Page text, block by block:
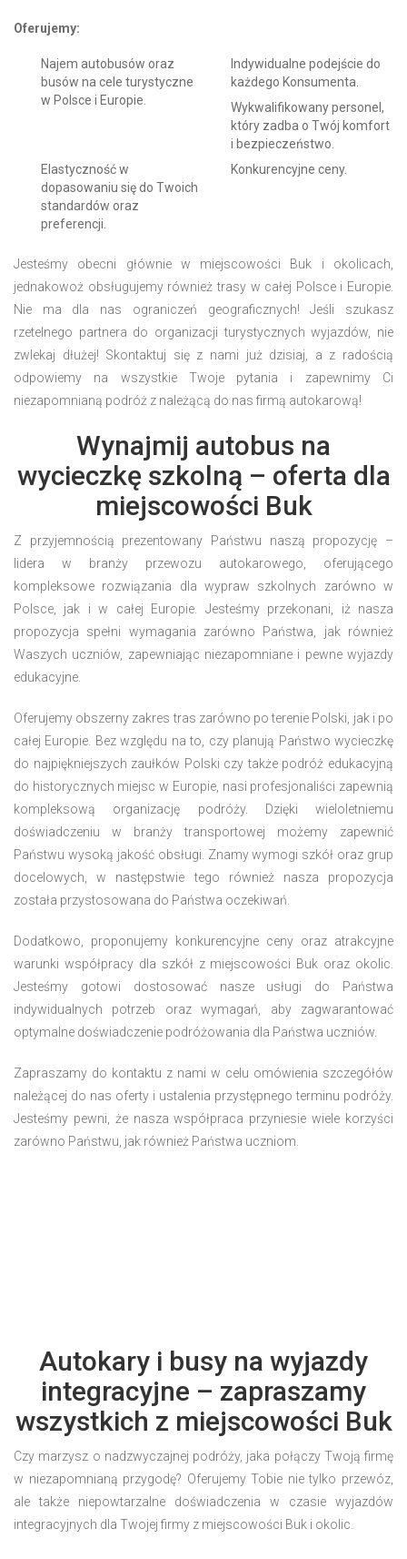
Oferujemy:
Najem autobusów oraz
busów na cele turystyczne
w Polsce i Europie.
Indywidualne podejście do
każdego Konsumenta.
Wykwalifikowany personel,
który zadba o Twój komfort
i bezpieczeństwo.
Elastyczność w
dopasowaniu się do Twoich
standardów oraz
preferencji.
Konkurencyjne ceny.
Jesteśmy obecni głównie w miejscowości Buk i okolicach,
jednakowoż obsługujemy również trasy w całej Polsce i Europie.
Nie ma dla nas ograniczeń geograficznych! Jeśli szukasz
rzetelnego partnera do organizacji turystycznych wyjazdów, nie
zwlekaj dłużej! Skontaktuj się z nami już dzisiaj, a z radością
odpowiemy na wszystkie Twoje pytania i zapewnimy Ci
niezapomnianą podróż z należącą do nas firmą autokarową!
Wynajmij autobus na
wycieczkę szkolną – oferta dla
miejscowości Buk
Z przyjemnością prezentowany Państwu naszą propozycję –
lidera w branży przewozu autokarowego, oferującego
kompleksowe rozwiązania dla wypraw szkolnych zarówno w
Polsce, jak i w całej Europie. Jesteśmy przekonani, iż nasza
propozycja spełni wymagania zarówno Państwa, jak również
Waszych uczniów, zapewniając niezapomniane i pewne wyjazdy
edukacyjne.
Oferujemy obszerny zakres tras zarówno po terenie Polski, jak i po
całej Europie. Bez względu na to, czy planują Państwo wycieczkę
do najpiękniejszych zaułków Polski czy także podróż edukacyjną
do historycznych miejsc w Europie, nasi profesjonaliści zapewnią
kompleksową organizację podróży. Dzięki wieloletniemu
doświadczeniu w branży transportowej możemy zapewnić
Państwu wysoką jakość obsługi. Znamy wymogi szkół oraz grup
docelowych, w następstwie tego również nasza propozycja
została przystosowana do Państwa oczekiwań.
Dodatkowo, proponujemy konkurencyjne ceny oraz atrakcyjne
warunki współpracy dla szkół z miejscowości Buk oraz okolic.
Jesteśmy gotowi dostosować nasze usługi do Państwa
indywidualnych potrzeb oraz wymagań, aby zagwarantować
optymalne doświadczenie podróżowania dla Państwa uczniów.
Zapraszamy do kontaktu z nami w celu omówienia szczegółów
należącej do nas oferty i ustalenia przystępnego terminu podróży.
Jesteśmy pewni, że nasza współpraca przyniesie wiele korzyści
zarówno Państwu, jak również Państwa uczniom.
Autokary i busy na wyjazdy
integracyjne – zapraszamy
wszystkich z miejscowości Buk
Czy marzysz o nadzwyczajnej podróży, jaka połączy Twoją firmę
w niezapomnianą przygodę? Oferujemy Tobie nie tylko przewóz,
ale także niepowtarzalne doświadczenia w czasie wyjazdów
integracyjnych dla Twojej firmy z miejscowości Buk i okolic.